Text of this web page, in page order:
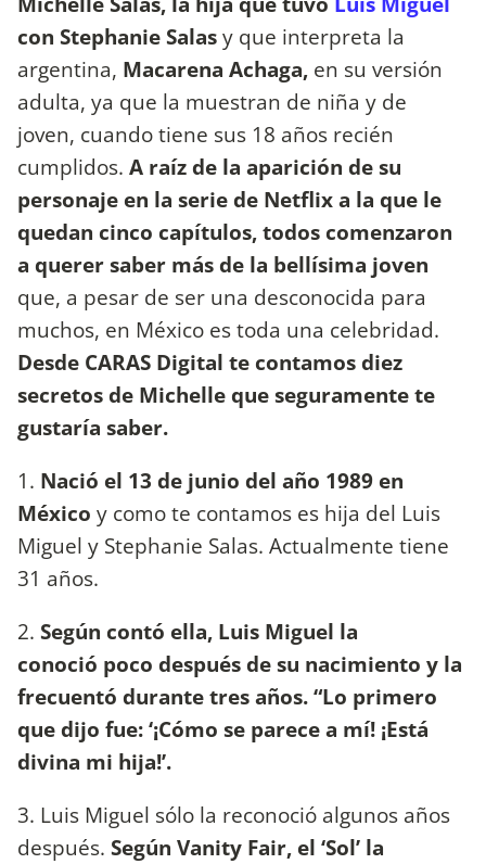
con Stephanie Salasy que interpreta la
argentina, Macarena Achaga, en su versión
adulta, ya que la muestran de niña y de
joven, cuando tiene sus 18 años recién
cumplidos. A raíz de la aparición de su
personaje en la serie de Netflix a la que le
quedan cinco capítulos, todos comenzaron
a querer saber más de la bellísima joven
que, a pesar de ser una desconocida para
muchos, en México es toda una celebridad.
Desde CARAS Digital te contamos diez
secretos de Michelle que seguramente te
gustaría saber.
1. Nació el 13 de junio del año 1989 en
México y como te contamos es hija del Luis
Miguel y Stephanie Salas. Actualmente tiene
31 años.
2. Según contó ella, Luis Miguel la
conoció poco después de su nacimiento y la
frecuentó durante tres años. “Lo primero
que dijo fue: ‘¡Cómo se parece a mí! ¡Está
divina mi hija!’.
3. Luis Miguel sólo la reconoció algunos años
después. Según Vanity Fair, el ‘Sol’ la